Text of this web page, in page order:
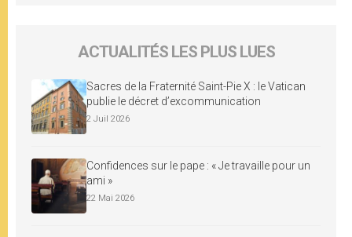
ACTUALITÉS LES PLUS LUES
Sacres de la Fraternité Saint-Pie X : le Vatican
publie le décret d’excommunication
2 Juil 2026
Confidences sur le pape : « Je travaille pour un
ami »
22 Mai 2026